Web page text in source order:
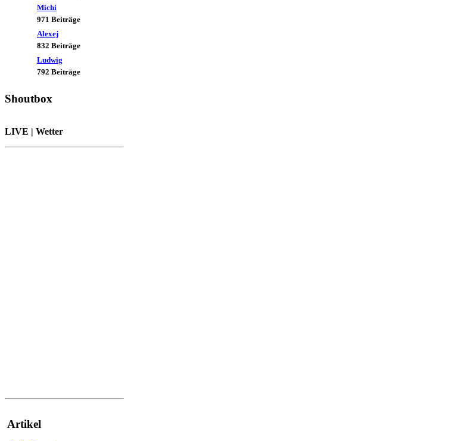
Michi
971 Beiträge
Alexej
832 Beiträge
Ludwig
792 Beiträge
Shoutbox
LIVE | Wetter
Artikel